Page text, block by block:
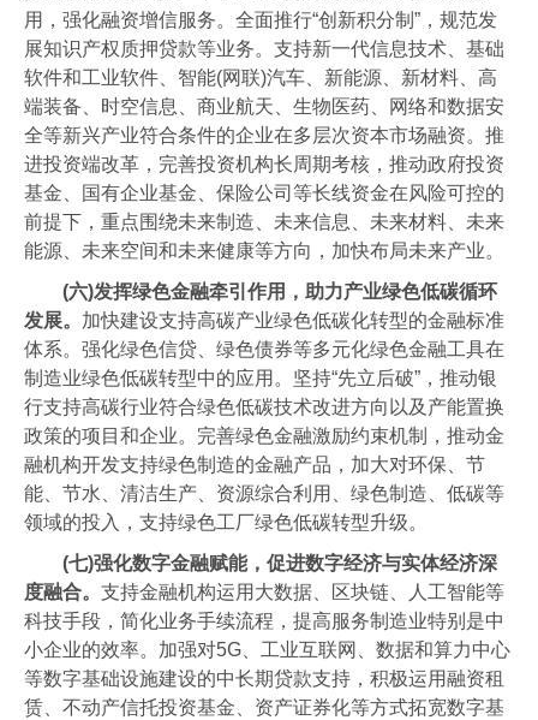
用，强化融资增信服务。全面推行“创新积分制”，规范发
展知识产权质押贷款等业务。支持新一代信息技术、基础
软件和工业软件、智能(网联)汽车、新能源、新材料、高
端装备、时空信息、商业航天、生物医药、网络和数据安
全等新兴产业符合条件的企业在多层次资本市场融资。推
进投资端改革，完善投资机构长周期考核，推动政府投资
基金、国有企业基金、保险公司等长线资金在风险可控的
前提下，重点围绕未来制造、未来信息、未来材料、未来
能源、未来空间和未来健康等方向，加快布局未来产业。
(六)发挥绿色金融牵引作用，助力产业绿色低碳循环
发展。 加快建设支持高碳产业绿色低碳化转型的金融标准
体系。强化绿色信贷、绿色债券等多元化绿色金融工具在
制造业绿色低碳转型中的应用。坚持“先立后破”，推动银
行支持高碳行业符合绿色低碳技术改进方向以及产能置换
政策的项目和企业。完善绿色金融激励约束机制，推动金
融机构开发支持绿色制造的金融产品，加大对环保、节
能、节水、清洁生产、资源综合利用、绿色制造、低碳等
领域的投入，支持绿色工厂绿色低碳转型升级。
(七)强化数字金融赋能，促进数字经济与实体经济深
度融合。 支持金融机构运用大数据、区块链、人工智能等
科技手段，简化业务手续流程，提高服务制造业特别是中
小企业的效率。加强对5G、工业互联网、数据和算力中心
等数字基础设施建设的中长期贷款支持，积极运用融资租
赁、不动产信托投资基金、资产证券化等方式拓宽数字基